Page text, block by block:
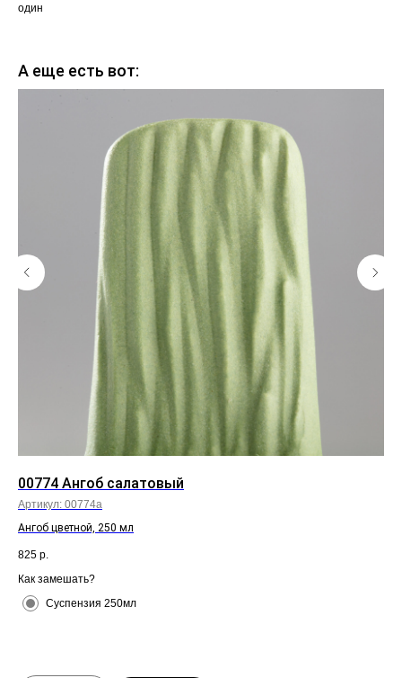
один
А еще есть вот:
00774 Ангоб салатовый
Артикул: 00774а
Ангоб цветной, 250 мл
825 р.
Как замешать?
Суспензия 250мл